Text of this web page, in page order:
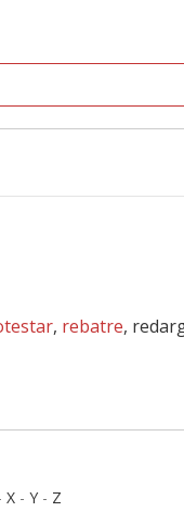
, rebatre,
X - Y - Z